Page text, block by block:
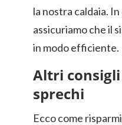
la nostra caldaia.
assicuriamo che il
in modo efficiente.
Altri
sprechi
Ecco come